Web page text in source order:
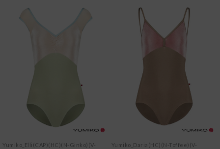
Yumiko_Elli(CAP)(HC)(N-Ginko)(V-
Yumiko_Daria(HC)(N-Toffee)(V-